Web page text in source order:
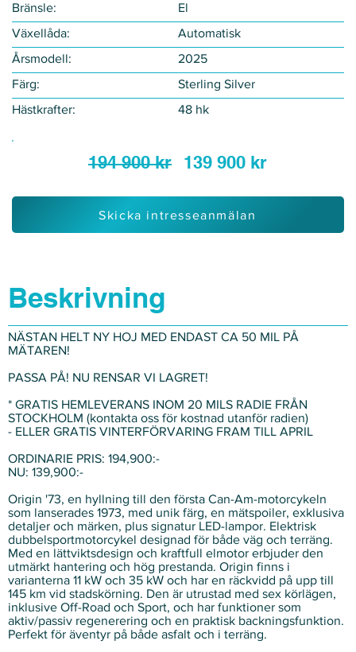
Bränsle:
Växellåda:
Årsmodell:
Färg:
Hästkrafter:
194 900 kr 139 900 kr
Skicka intresseanmälan
El
Automatisk
2025
Sterling Silver
48 hk
Beskrivning
NÄSTAN HELT NY HOJ MED ENDAST CA 50 MIL PÅ
MÄTAREN!
PASSA PÅ! NU RENSAR VI LAGRET!
* GRATIS HEMLEVERANS INOM 20 MILS RADIE FRÅN
STOCKHOLM (kontakta oss för kostnad utanför radien)
- ELLER GRATIS VINTERFÖRVARING FRAM TILL APRIL
ORDINARIE PRIS: 194,900:-
NU: 139,900:-
Origin '73, en hyllning till den första Can-Am-motorcykeln
som lanserades 1973, med unik färg, en mätspoiler, exklusiva
detaljer och märken, plus signatur LED-lampor. Elektrisk
dubbelsportmotorcykel designad för både väg och terräng.
Med en lättviktsdesign och kraftfull elmotor erbjuder den
utmärkt hantering och hög prestanda. Origin finns i
varianterna 11 kW och 35 kW och har en räckvidd på upp till
145 km vid stadskörning. Den är utrustad med sex körlägen,
inklusive Off-Road och Sport, och har funktioner som
aktiv/passiv regenerering och en praktisk backningsfunktion.
Perfekt för äventyr på både asfalt och i terräng.